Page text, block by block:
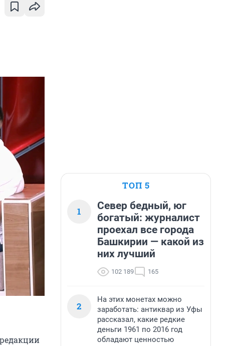
ТОП 5
1
Север бедный, юг
богатый: журналист
проехал все города
Башкирии — какой из
них лучший
102 189 165
2
На этих монетах можно
заработать: антиквар из Уфы
рассказал, какие редкие
деньги 1961 по 2016 год
обладают ценностью